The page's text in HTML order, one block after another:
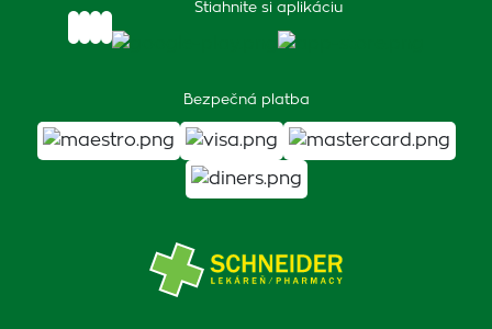
Stiahnite si aplikáciu
Bezpečná platba